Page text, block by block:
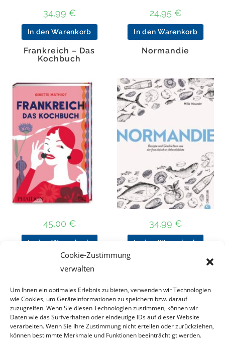
Cookie-Zustimmung
verwalten
Um Ihnen ein optimales Erlebnis zu bieten, verwenden wir Technologien
wie Cookies, um Geräteinformationen zu speichern bzw. darauf
zuzugreifen. Wenn Sie diesen Technologien zustimmen, können wir
Daten wie das Surfverhalten oder eindeutige IDs auf dieser Website
verarbeiten. Wenn Sie Ihre Zustimmung nicht erteilen oder zurückziehen,
können bestimmte Merkmale und Funktionen beeinträchtigt werden.
34,99 €
In den Warenkorb
24,95 €
In den Warenkorb
Frankreich – Das
Kochbuch
45,00 €
In den Warenkorb
Normandie
34,99 €
In den Warenkorb
Nach Preis filtern
Kategorie
auswählen